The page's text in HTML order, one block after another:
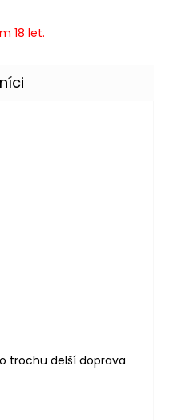
18 let.
je 5 z 5 hvězdiček.
je 5 z 5 hvězdiček.
je 5 z 5 hvězdiček.
trochu delší doprava
je 5 z 5 hvězdiček.